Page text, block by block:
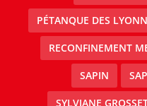
PÉTANQUE DES
RECONFINEMENT
SAPIN
SYLVIANE